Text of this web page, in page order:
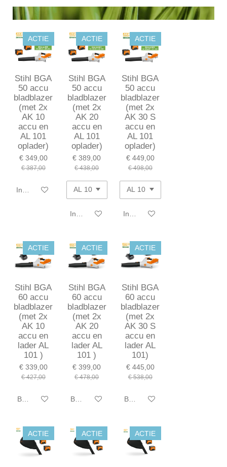
ACTIE
Stihl BGA
50 accu
bladblazer
(met 2x
AK 10
accu en
AL 101
oplader)
€ 349,00
€ 387,00
In winkelwagen
ACTIE
Stihl BGA
50 accu
bladblazer
(met 2x
AK 20
accu en
AL 101
oplader)
€ 389,00
€ 438,00
In winkelwagen
ACTIE
Stihl BGA
50 accu
bladblazer
(met 2x
AK 30 S
accu en
AL 101
oplader)
€ 449,00
€ 498,00
In winkelwagen
ACTIE
Stihl BGA
60 accu
bladblazer
(met 2x
AK 10
accu en
lader AL
101 )
€ 339,00
€ 427,00
Bekijk details
ACTIE
Stihl BGA
60 accu
bladblazer
(met 2x
AK 20
accu en
lader AL
101 )
€ 399,00
€ 478,00
Bekijk details
ACTIE
Stihl BGA
60 accu
bladblazer
(met 2x
AK 30 S
accu en
lader AL
101)
€ 445,00
€ 538,00
Bekijk details
ACTIE ACTIE ACTIE